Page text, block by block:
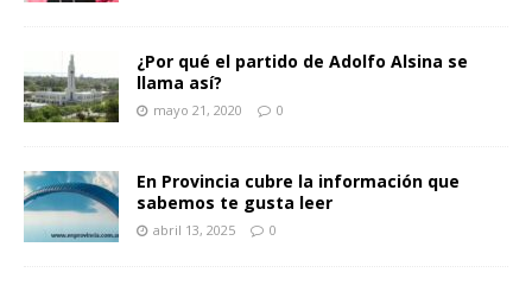
¿Por qué el partido de Adolfo Alsina se
llama así?
mayo 21, 2020 0
En Provincia cubre la información que
sabemos te gusta leer
abril 13, 2025 0